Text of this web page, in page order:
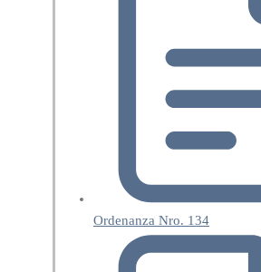
Ordenanza Nro. 134